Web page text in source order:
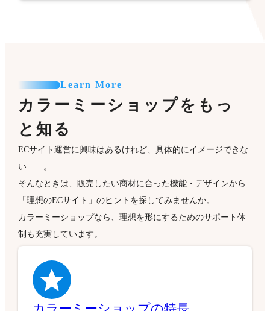
Learn More
カラーミーショップをもっ
と知る
ECサイト運営に興味はあるけれど、具体的にイメージできな
い……。
そんなときは、販売したい商材に合った機能・デザインから
「理想のECサイト」のヒントを探してみませんか。
カラーミーショップなら、理想を形にするためのサポート体
制も充実しています。